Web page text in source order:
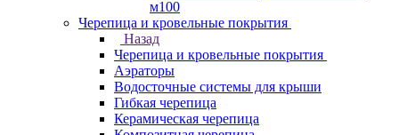
м100
Черепица и кровельные покрытия
Назад
Черепица и кровельные покрытия
Аэраторы
Водосточные системы для крыши
Гибкая черепица
Керамическая черепица